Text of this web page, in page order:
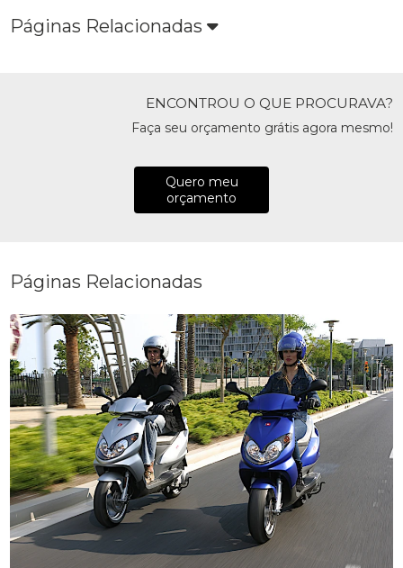
Páginas Relacionadas
ENCONTROU O QUE PROCURAVA?
Faça seu orçamento grátis agora mesmo!
Quero meu
orçamento
Páginas Relacionadas